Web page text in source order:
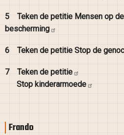
5 Teken de petitie Mensen op
bescherming
6 Teken de petitie Stop de
7 Teken de petitie
Stop kinderarmoede
Frando